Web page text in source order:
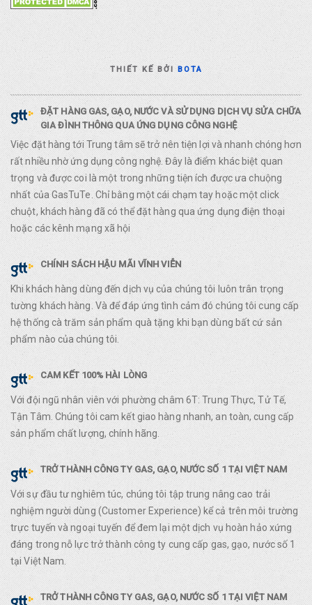
THIẾT KẾ BỞIBOTA
ĐẶT HÀNG GAS, GẠO, NƯỚC VÀ SỬ DỤNG DỊCH VỤ SỬA CHỮA
GIA ĐÌNH THÔNG QUA ỨNG DỤNG CÔNG NGHỆ
Việc đặt hàng tới Trung tâm sẽ trở nên tiện lợi và nhanh chóng hơn
rất nhiều nhờ ứng dụng công nghệ. Đây là điểm khác biệt quan
trọng và được coi là một trong những tiện ích được ưa chuộng
nhất của GasTuTe. Chỉ bằng một cái chạm tay hoặc một click
chuột, khách hàng đã có thể đặt hàng qua ứng dụng điện thoại
hoặc các kênh mạng xã hội
CHÍNH SÁCH HẬU MÃI VĨNH VIỄN
Khi khách hàng dùng đến dịch vụ của chúng tôi luôn trân trọng
tường khách hàng. Và để đáp ứng tình cảm đó chúng tôi cung cấp
hệ thống cà trăm sản phẩm quà tặng khi bạn dùng bất cứ sản
phẩm nào của chúng tôi.
CAM KẾT 100% HÀI LÒNG
Với đội ngũ nhân viên với phường châm 6T: Trung Thực, Tử Tế,
Tận Tâm. Chúng tôi cam kết giao hàng nhanh, an toàn, cung cấp
sản phẩm chất lượng, chính hãng.
TRỞ THÀNH CÔNG TY GAS, GẠO, NƯỚC SỐ 1 TẠI VIỆT NAM
Với sự đầu tư nghiêm túc, chúng tôi tập trung nâng cao trải
nghiệm người dùng (Customer Experience) kể cả trên môi trường
trực tuyến và ngoại tuyến để đem lại một dịch vụ hoàn hảo xứng
đáng trong nỗ lực trở thành công ty cung cấp gas, gạo, nước số 1
tại Việt Nam.
TRỞ THÀNH CÔNG TY GAS, GẠO, NƯỚC SỐ 1 TẠI VIỆT NAM